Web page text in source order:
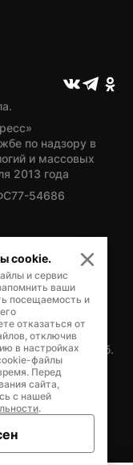
по надзору в
и массовых
2013 года
54686
Ямало-
Кнунянца, д.1, каб.
cookie.
и сервис
ваши
посещаемость и
отказаться от
отключив
в настройках
файлы
Перед
сайта,
с нашей
.